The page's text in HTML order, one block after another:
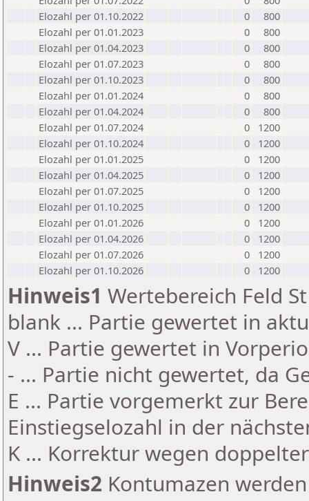
Elozahl per 01.10.2022
0
800
Elozahl per 01.01.2023
0
800
Elozahl per 01.04.2023
0
800
Elozahl per 01.07.2023
0
800
Elozahl per 01.10.2023
0
800
Elozahl per 01.01.2024
0
800
Elozahl per 01.04.2024
0
800
Elozahl per 01.07.2024
0
1200
Elozahl per 01.10.2024
0
1200
Elozahl per 01.01.2025
0
1200
Elozahl per 01.04.2025
0
1200
Elozahl per 01.07.2025
0
1200
Elozahl per 01.10.2025
0
1200
Elozahl per 01.01.2026
0
1200
Elozahl per 01.04.2026
0
1200
Elozahl per 01.07.2026
0
1200
Elozahl per 01.10.2026
0 1200
Hinweis1 Wertebereich Feld
blank ... Partie gewertet in
V ... Partie gewertet in
- ... Partie nicht gewertet, da
E ... Partie vorgemerkt zur
Einstiegselozahl in der
K ... Korrektur wegen
Hinweis2 Kontumazen